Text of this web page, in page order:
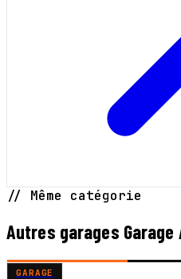
// Même catégorie
Autres garages Garage
GARAGE